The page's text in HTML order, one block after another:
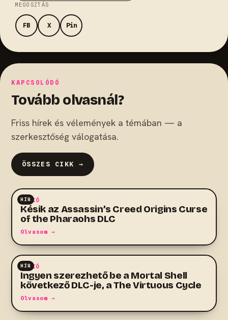
MEGOSZTÁS
FB X Pin
KAPCSOLÓDÓ
Tovább olvasnál?
Friss hírek és vélemények a témában — a
szerkesztőség válogatása.
ÖSSZES CIKK →
HÍR
AKCIÓ
Késik az Assassin’s Creed Origins Curse
of the Pharaohs DLC
Olvasom →
HÍR
AKCIÓ
Ingyen szerezhető be a Mortal Shell
következő DLC-je, a The Virtuous Cycle
Olvasom →